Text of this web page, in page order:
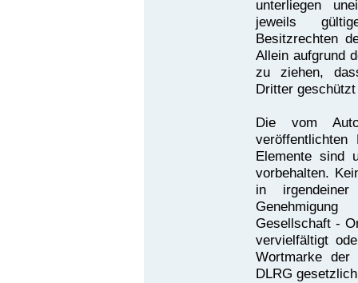
unterliegen
jeweils
Besitzrechten
Allein aufgrund
zu ziehen,
Dritter
Die vom
Elemente sind
vorbehalten.
in
Gesellschaft -
vervielfältigt
Wortmarke
DLRG